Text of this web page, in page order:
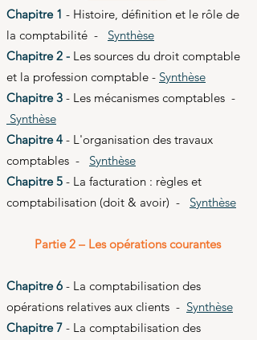
Chapitre 1 - Histoire, définition et le rôle de
la comptabilité - Synthèse
Chapitre 2 - Les sources du droit comptable
et la profession comptable - Synthèse
Chapitre 3 - Les mécanismes comptables -
Synthèse
Chapitre 4 - L'organisation des travaux
comptables - Synthèse
Chapitre 5 - La facturation : règles et
comptabilisation (doit & avoir) - Synthèse
Partie 2 – Les opérations courantes
Chapitre 6 - La comptabilisation des
opérations relatives aux clients - Synthèse
Chapitre 7 - La comptabilisation des